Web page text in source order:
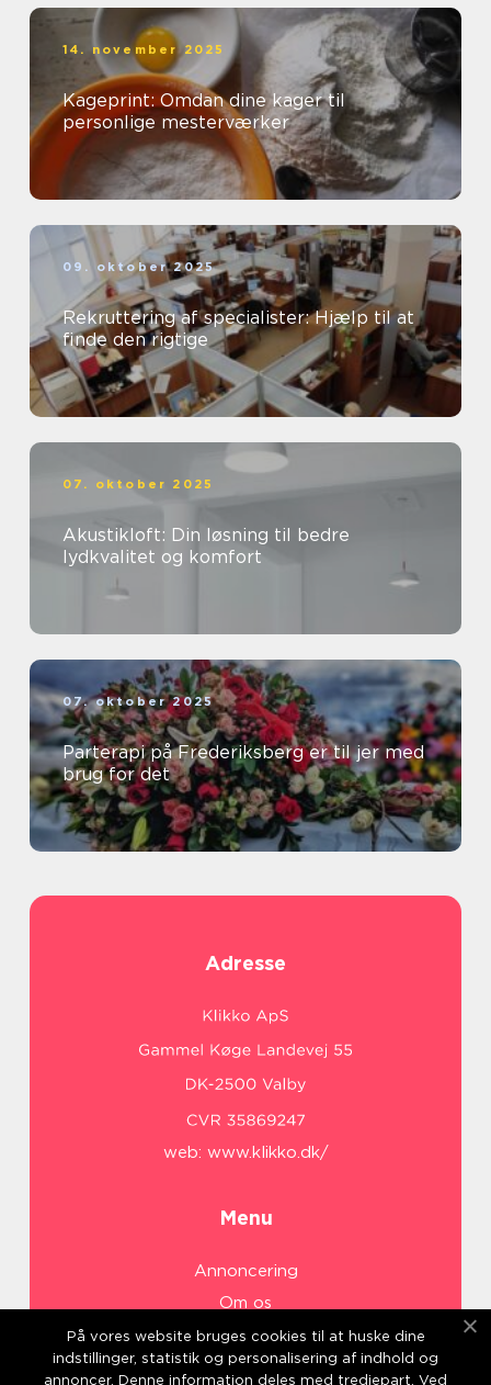
14. november 2025
Kageprint: Omdan dine kager til
personlige mesterværker
09. oktober 2025
Rekruttering af specialister: Hjælp til at
finde den rigtige
07. oktober 2025
Akustikloft: Din løsning til bedre
lydkvalitet og komfort
07. oktober 2025
Parterapi på Frederiksberg er til jer med
brug for det
Adresse
web: www.klikko.dk/
Menu
Annoncering
Om os
Cookies
Kontakt os
På vores website bruges cookies til at huske dine
indstillinger, statistik og personalisering af indhold og
annoncer. Denne information deles med tredjepart. Ved